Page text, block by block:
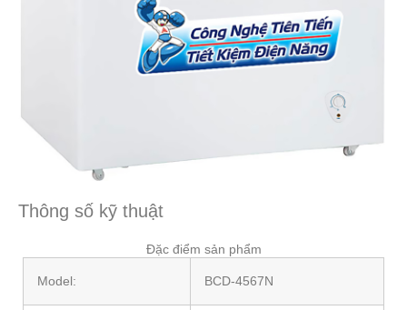
Thông số kỹ thuật
Đặc điểm sản phẩm
Model: BCD-4567N